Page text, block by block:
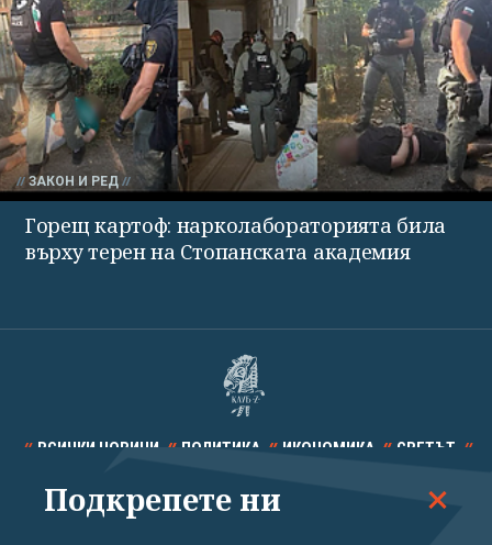
ЗАКОН И РЕД
Горещ картоф: нарколабораторията била
върху терен на Стопанската академия
ВСИЧКИ НОВИНИ ПОЛИТИКА ИКОНОМИКА СВЕТЪТ
СПОРТ КУЛТУРА ТЕХНОЛОГИИ КАЛЕЙДОСКОП
Подкрепете ни